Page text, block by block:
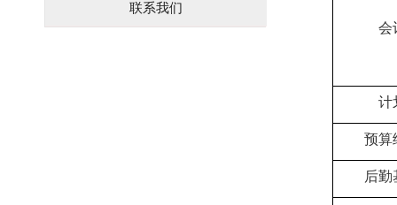
联系我们
会
计
预算
后勤